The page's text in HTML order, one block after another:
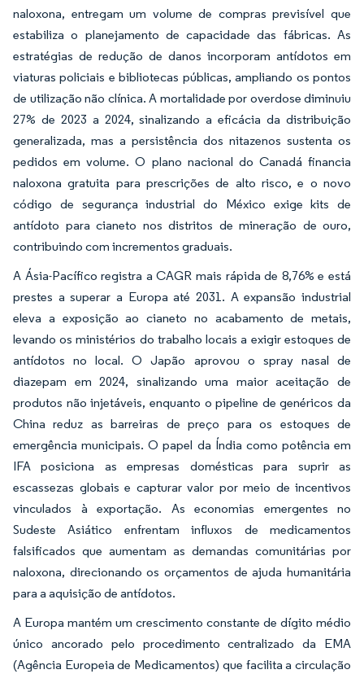
naloxona, entregam um volume de compras previsível que
estabiliza o planejamento de capacidade das fábricas. As
estratégias de redução de danos incorporam antídotos em
viaturas policiais e bibliotecas públicas, ampliando os pontos
de utilização não clínica. A mortalidade por overdose diminuiu
27% de 2023 a 2024, sinalizando a eficácia da distribuição
generalizada, mas a persistência dos nitazenos sustenta os
pedidos em volume. O plano nacional do Canadá financia
naloxona gratuita para prescrições de alto risco, e o novo
código de segurança industrial do México exige kits de
antídoto para cianeto nos distritos de mineração de ouro,
contribuindo com incrementos graduais.
A Ásia-Pacífico registra a CAGR mais rápida de 8,76% e está
prestes a superar a Europa até 2031. A expansão industrial
eleva a exposição ao cianeto no acabamento de metais,
levando os ministérios do trabalho locais a exigir estoques de
antídotos no local. O Japão aprovou o spray nasal de
diazepam em 2024, sinalizando uma maior aceitação de
produtos não injetáveis, enquanto o pipeline de genéricos da
China reduz as barreiras de preço para os estoques de
emergência municipais. O papel da Índia como potência em
IFA posiciona as empresas domésticas para suprir as
escassezas globais e capturar valor por meio de incentivos
vinculados à exportação. As economias emergentes no
Sudeste Asiático enfrentam influxos de medicamentos
falsificados que aumentam as demandas comunitárias por
naloxona, direcionando os orçamentos de ajuda humanitária
para a aquisição de antídotos.
A Europa mantém um crescimento constante de dígito médio
único ancorado pelo procedimento centralizado da EMA
(Agência Europeia de Medicamentos) que facilita a circulação